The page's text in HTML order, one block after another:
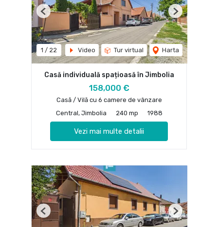
1 / 22 Video Tur virtual Harta
Previous Next
Casă individuală spațioasă în Jimbolia
158,000 €
Casă / Vilă cu 6 camere de vânzare
Central, Jimbolia
240 mp 1988
Vezi mai multe detalii
Previous Next